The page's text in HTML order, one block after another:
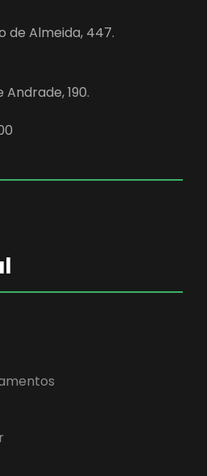
de Almeida, 447.
Andrade, 190.